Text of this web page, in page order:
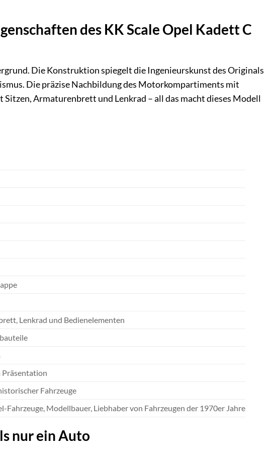
des KK Scale Opel Kadett C
Die Konstruktion spiegelt die Ingenieurskunst des Originals
Die präzise Nachbildung des Motorkompartiments mit
Armaturenbrett und Lenkrad – all das macht dieses Modell
Lenkrad und Bedienelementen
Präsentation
Fahrzeuge
Fahrzeuge, Modellbauer, Liebhaber von Fahrzeugen der 1970er Jahre
nur ein Auto